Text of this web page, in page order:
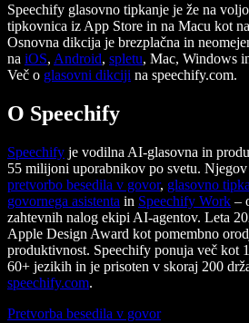
Speechify glasovno tipkanje je že na
tipkovnica iz App Store in na Macu kot
Osnovna dikcija je brezplačna in
na iOS, Android, spletu, Mac, Windows
Več o glasovni dikciji na speechify.com.
O Speechify
Speechify je vodilna AI-glasovna in
55 milijoni uporabnikov po svetu.
pretvorbo besedila v govor, glasovno
govornega asistenta in Speechify Work –
zahtevnih nalog ekipi AI-agentov. Leta
Apple Design Award kot pomembno
produktivnost. Speechify ponuja več kot
60+ jezikih in je prisoten v skoraj 200
speechify.com.
Pretvorba besedila v govor